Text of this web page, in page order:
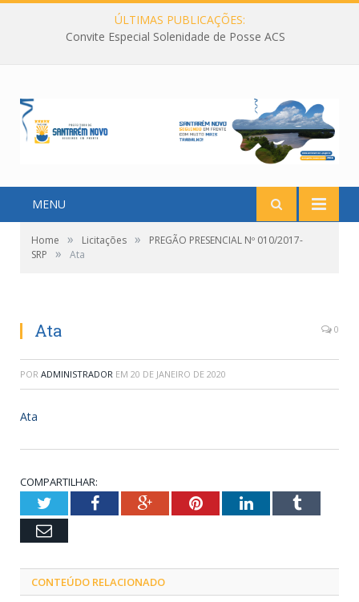
ÚLTIMAS PUBLICAÇÕES:
Convite Especial Solenidade de Posse ACS
MENU
Home » Licitações »
PREGÃO PRESENCIAL Nº 010/2017-
SRP
» Ata
Ata 0
POR ADMINISTRADOR EM 20 DE JANEIRO DE 2020
Ata
COMPARTILHAR:
TwitterFacebookGoogle+PinterestLinkedInTumblr
Email
CONTEÚDO RELACIONADO